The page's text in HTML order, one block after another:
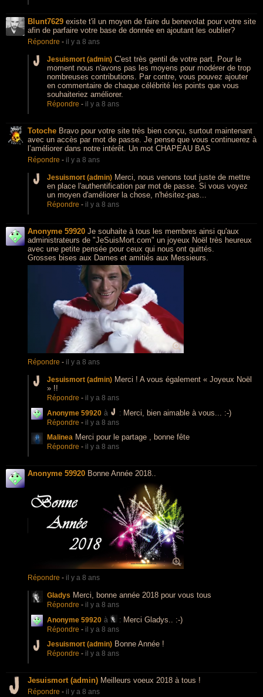
Blunt7629 existe t'il un moyen de faire du benevolat pour votre site
afin de parfaire votre base de donnée en ajoutant les oublier?
Répondre - il y a 8 ans
Jesuismort (admin) C'est très gentil de votre part. Pour le
moment nous n'avons pas les moyens pour modérer de trop
nombreuses contributions. Par contre, vous pouvez ajouter
en commentaire de chaque célébrité les points que vous
souhaiteriez améliorer.
Répondre - il y a 8 ans
Totoche Bravo pour votre site très bien conçu, surtout maintenant
avec un accès par mot de passe. Je pense que vous continuerez à
l’améliorer dans notre intérêt. Un mot CHAPEAU BAS
Répondre - il y a 8 ans
Jesuismort (admin) Merci, nous venons tout juste de mettre
en place l'authentification par mot de passe. Si vous voyez
un moyen d'améliorer la chose, n'hésitez-pas...
Répondre - il y a 8 ans
Anonyme 59920 Je souhaite à tous les membres ainsi qu'aux
administrateurs de "JeSuisMort.com" un joyeux Noël très heureux
avec une petite pensée pour ceux qui nous ont quittés.
Grosses bises aux Dames et amitiés aux Messieurs.
Répondre - il y a 8 ans
Jesuismort (admin) Merci ! A vous également « Joyeux Noël
» !!
Répondre - il y a 8 ans
Anonyme 59920 à : Merci, bien aimable à vous... :-)
Répondre - il y a 8 ans
Malinea Merci pour le partage , bonne fête
Répondre - il y a 8 ans
Anonyme 59920 Bonne Année 2018..
Répondre - il y a 8 ans
Gladys Merci, bonne année 2018 pour vous tous
Répondre - il y a 8 ans
Anonyme 59920 à : Merci Gladys.. :-)
Répondre - il y a 8 ans
Jesuismort (admin) Bonne Année !
Répondre - il y a 8 ans
Jesuismort (admin) Meilleurs voeux 2018 à tous !
Répondre - il y a 8 ans